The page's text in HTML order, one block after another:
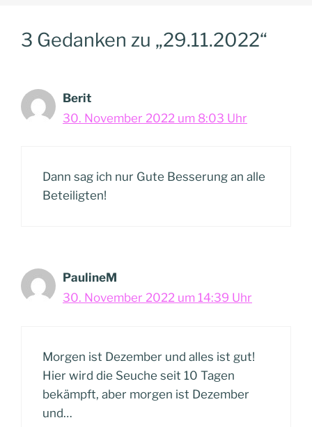
3 Gedanken zu „29.11.2022“
Berit
30. November 2022 um 8:03 Uhr
Dann sag ich nur Gute Besserung an alle
Beteiligten!
PaulineM
30. November 2022 um 14:39 Uhr
Morgen ist Dezember und alles ist gut!
Hier wird die Seuche seit 10 Tagen
bekämpft, aber morgen ist Dezember
und…